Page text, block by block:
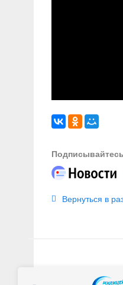
Вернуться в
Новости